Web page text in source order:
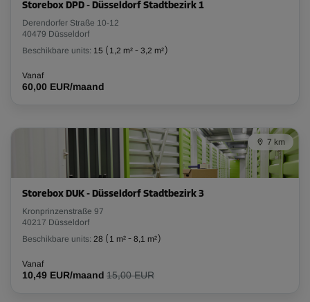
Storebox DPD - Düsseldorf Stadtbezirk 1
Derendorfer Straße 10-12
40479 Düsseldorf
Beschikbare units: 15 ( 1,2 m² - 3,2 m²)
Vanaf
60,00 EUR/maand
7 km
Storebox DUK - Düsseldorf Stadtbezirk 3
Kronprinzenstraße 97
40217 Düsseldorf
Beschikbare units: 28 ( 1 m² - 8,1 m²)
Vanaf
10,49 EUR/maand 15,00 EUR